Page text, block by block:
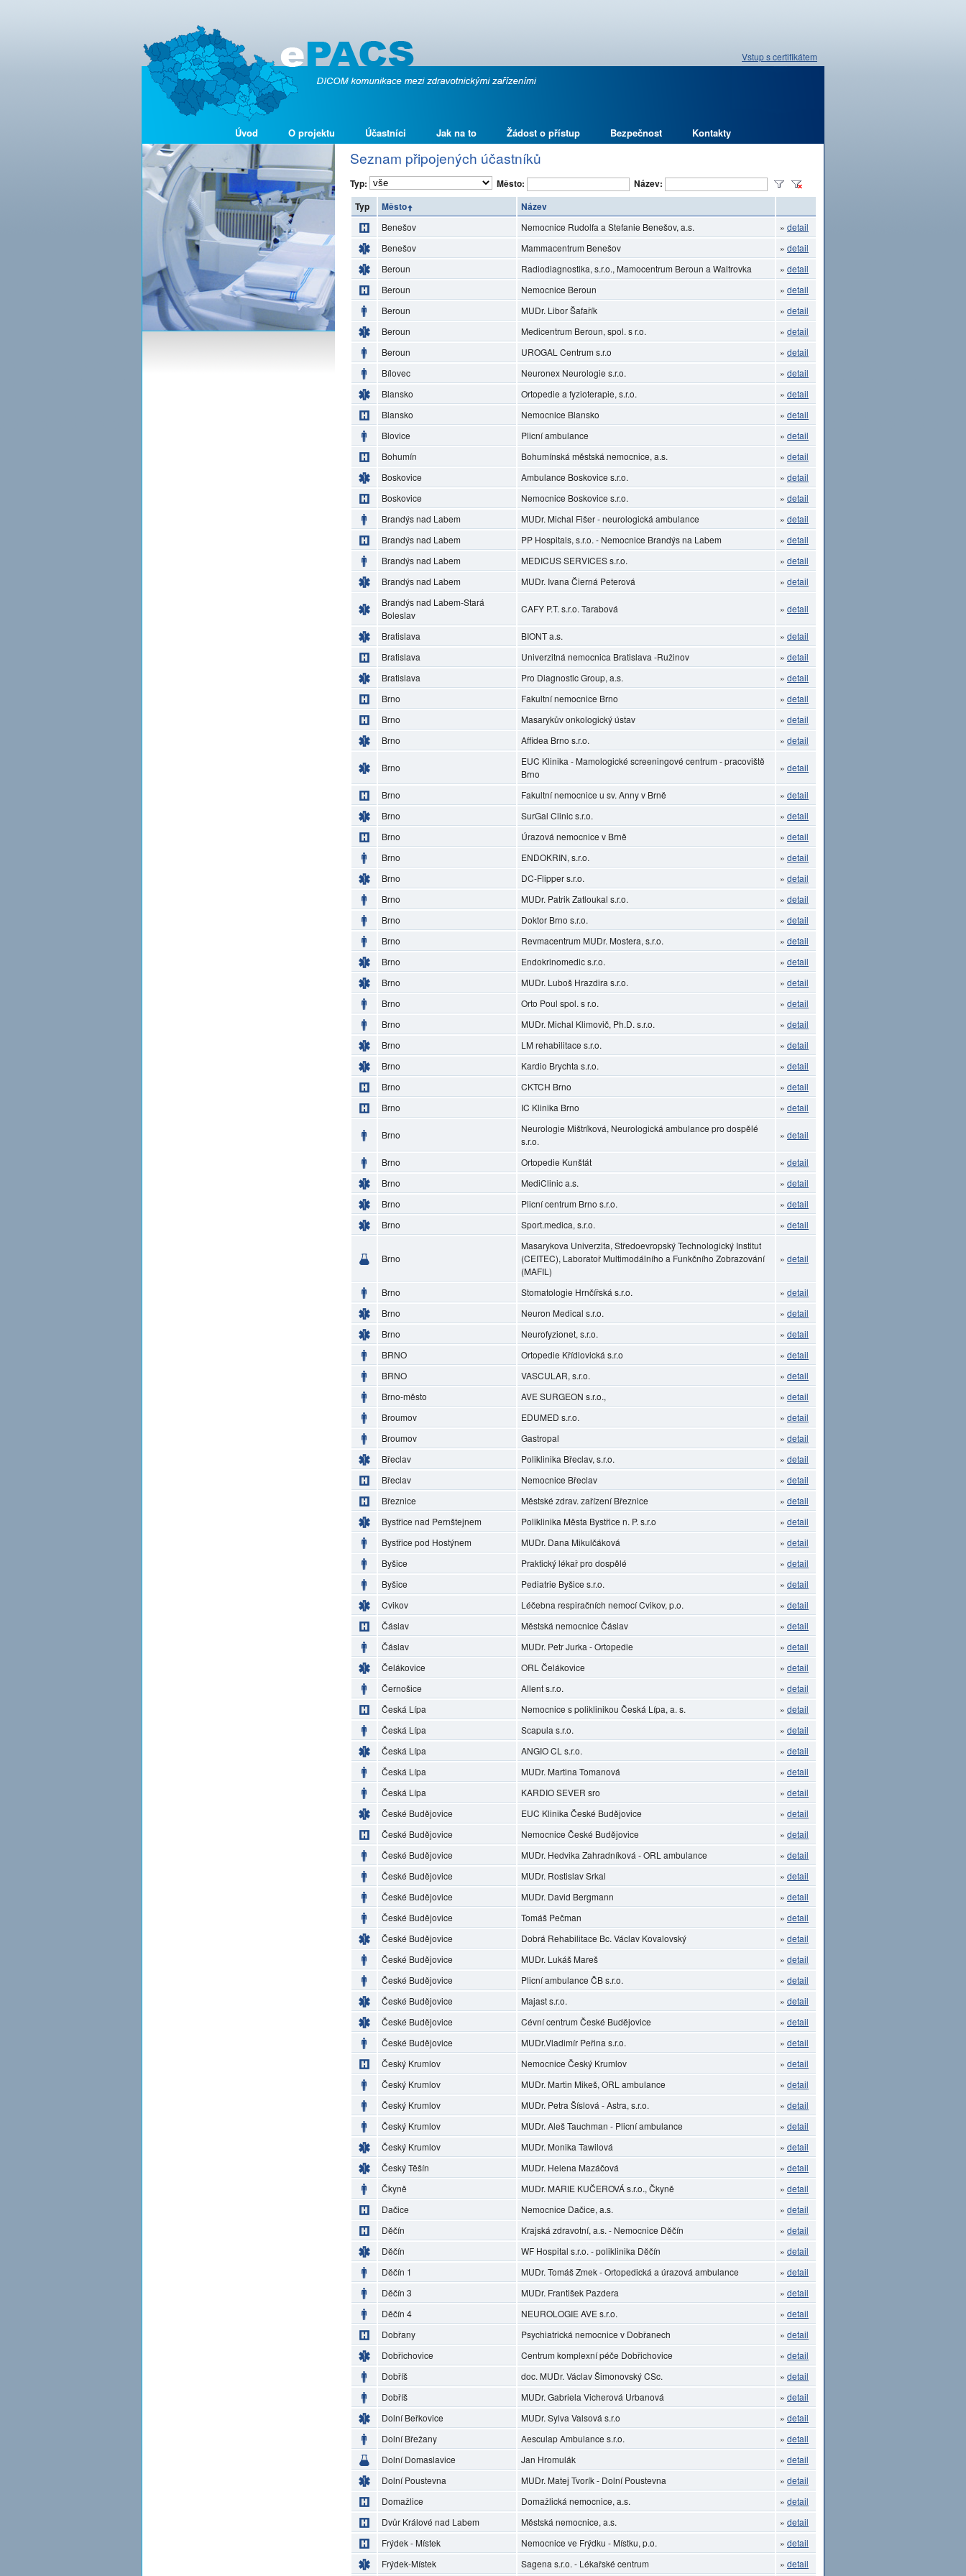
Vstup s certifikátem
Úvod O projektu Účastníci Jak na to Žádost o přístup Bezpečnost Kontakty
Seznam připojených účastníků
Typ: Město:
Název:
Typ
Město Název
Benešov Nemocnice Rudolfa a Stefanie Benešov, a.s. » detail
Benešov
Mammacentrum Benešov » detail
Beroun
Radiodiagnostika, s.r.o., Mamocentrum Beroun a Waltrovka » detail
Beroun
Nemocnice Beroun » detail
Beroun
MUDr. Libor Šafařík » detail
Beroun
Medicentrum Beroun, spol. s r.o. » detail
Beroun
UROGAL Centrum s.r.o » detail
Bílovec
Neuronex Neurologie s.r.o. » detail
Blansko
Ortopedie a fyzioterapie, s.r.o. » detail
Blansko
Nemocnice Blansko » detail
Blovice
Plicní ambulance » detail
Bohumín
Bohumínská městská nemocnice, a.s. » detail
Boskovice
Ambulance Boskovice s.r.o. » detail
Boskovice
Nemocnice Boskovice s.r.o. » detail
Brandýs nad Labem
MUDr. Michal Fišer - neurologická ambulance » detail
Brandýs nad Labem
PP Hospitals, s.r.o. - Nemocnice Brandýs na Labem » detail
Brandýs nad Labem
MEDICUS SERVICES s.r.o. » detail
Brandýs nad Labem
MUDr. Ivana Čierná Peterová » detail
Brandýs nad Labem-Stará
Boleslav
CAFY P.T. s.r.o. Tarabová » detail
Bratislava BIONT a.s. » detail
Bratislava
Univerzitná nemocnica Bratislava -Ružinov » detail
Bratislava
Pro Diagnostic Group, a.s. » detail
Brno
Fakultní nemocnice Brno » detail
Brno
Masarykův onkologický ústav » detail
Brno
Affidea Brno s.r.o. » detail
Brno
EUC Klinika - Mamologické screeningové centrum - pracoviště
Brno
» detail
Brno Fakultní nemocnice u sv. Anny v Brně » detail
Brno
SurGal Clinic s.r.o. » detail
Brno
Úrazová nemocnice v Brně » detail
Brno
ENDOKRIN, s.r.o. » detail
Brno
DC-Flipper s.r.o. » detail
Brno
MUDr. Patrik Zatloukal s.r.o. » detail
Brno
Doktor Brno s.r.o. » detail
Brno
Revmacentrum MUDr. Mostera, s.r.o. » detail
Brno
Endokrinomedic s.r.o. » detail
Brno
MUDr. Luboš Hrazdira s.r.o. » detail
Brno
Orto Poul spol. s r.o. » detail
Brno
MUDr. Michal Klimovič, Ph.D. s.r.o. » detail
Brno
LM rehabilitace s.r.o. » detail
Brno
Kardio Brychta s.r.o. » detail
Brno
CKTCH Brno » detail
Brno
IC Klinika Brno » detail
Brno
Neurologie Mištríková, Neurologická ambulance pro dospělé
s.r.o.
» detail
Brno Ortopedie Kunštát » detail
Brno
MediClinic a.s. » detail
Brno
Plicní centrum Brno s.r.o. » detail
Brno
Sport.medica, s.r.o. » detail
Brno
Masarykova Univerzita, Středoevropský Technologický Institut
(CEITEC), Laboratoř Multimodálního a Funkčního Zobrazování
(MAFIL)
» detail
Brno Stomatologie Hrnčířská s.r.o. » detail
Brno
Neuron Medical s.r.o. » detail
Brno
Neurofyzionet, s.r.o. » detail
BRNO
Ortopedie Křídlovická s.r.o » detail
BRNO
VASCULAR, s.r.o. » detail
Brno-město
AVE SURGEON s.r.o., » detail
Broumov
EDUMED s.r.o. » detail
Broumov
Gastropal » detail
Břeclav
Poliklinika Břeclav, s.r.o. » detail
Břeclav
Nemocnice Břeclav » detail
Březnice
Městské zdrav. zařízení Březnice » detail
Bystřice nad Pernštejnem
Poliklinika Města Bystřice n. P. s.r.o » detail
Bystřice pod Hostýnem
MUDr. Dana Mikulčáková » detail
Byšice
Praktický lékař pro dospělé » detail
Byšice
Pediatrie Byšice s.r.o. » detail
Cvikov
Léčebna respiračních nemocí Cvikov, p.o. » detail
Čáslav
Městská nemocnice Čáslav » detail
Čáslav
MUDr. Petr Jurka - Ortopedie » detail
Čelákovice
ORL Čelákovice » detail
Černošice
Allent s.r.o. » detail
Česká Lípa
Nemocnice s poliklinikou Česká Lípa, a. s. » detail
Česká Lípa
Scapula s.r.o. » detail
Česká Lípa
ANGIO CL s.r.o. » detail
Česká Lípa
MUDr. Martina Tomanová » detail
Česká Lípa
KARDIO SEVER sro » detail
České Budějovice
EUC Klinika České Budějovice » detail
České Budějovice
Nemocnice České Budějovice » detail
České Budějovice
MUDr. Hedvika Zahradníková - ORL ambulance » detail
České Budějovice
MUDr. Rostislav Srkal » detail
České Budějovice
MUDr. David Bergmann » detail
České Budějovice
Tomáš Pečman » detail
České Budějovice
Dobrá Rehabilitace Bc. Václav Kovalovský » detail
České Budějovice
MUDr. Lukáš Mareš » detail
České Budějovice
Plicní ambulance ČB s.r.o. » detail
České Budějovice
Majast s.r.o. » detail
České Budějovice
Cévní centrum České Budějovice » detail
České Budějovice
MUDr.Vladimír Peřina s.r.o. » detail
Český Krumlov
Nemocnice Český Krumlov » detail
Český Krumlov
MUDr. Martin Mikeš, ORL ambulance » detail
Český Krumlov
MUDr. Petra Šíslová - Astra, s.r.o. » detail
Český Krumlov
MUDr. Aleš Tauchman - Plicní ambulance » detail
Český Krumlov
MUDr. Monika Tawilová » detail
Český Těšín
MUDr. Helena Mazáčová » detail
Čkyně
MUDr. MARIE KUČEROVÁ s.r.o., Čkyně » detail
Dačice
Nemocnice Dačice, a.s. » detail
Děčín
Krajská zdravotní, a.s. - Nemocnice Děčín » detail
Děčín
WF Hospital s.r.o. - poliklinika Děčín » detail
Děčín 1
MUDr. Tomáš Zmek - Ortopedická a úrazová ambulance » detail
Děčín 3
MUDr. František Pazdera » detail
Děčín 4
NEUROLOGIE AVE s.r.o. » detail
Dobřany
Psychiatrická nemocnice v Dobřanech » detail
Dobřichovice
Centrum komplexní péče Dobřichovice » detail
Dobříš
doc. MUDr. Václav Šimonovský CSc. » detail
Dobříš
MUDr. Gabriela Vicherová Urbanová » detail
Dolní Beřkovice
MUDr. Sylva Valsová s.r.o » detail
Dolní Břežany
Aesculap Ambulance s.r.o. » detail
Dolní Domaslavice
Jan Hromulák » detail
Dolní Poustevna
MUDr. Matej Tvorík - Dolní Poustevna » detail
Domažlice
Domažlická nemocnice, a.s. » detail
Dvůr Králové nad Labem
Městská nemocnice, a.s. » detail
Frýdek - Místek
Nemocnice ve Frýdku - Místku, p.o. » detail
Frýdek-Místek
Sagena s.r.o. - Lékařské centrum » detail